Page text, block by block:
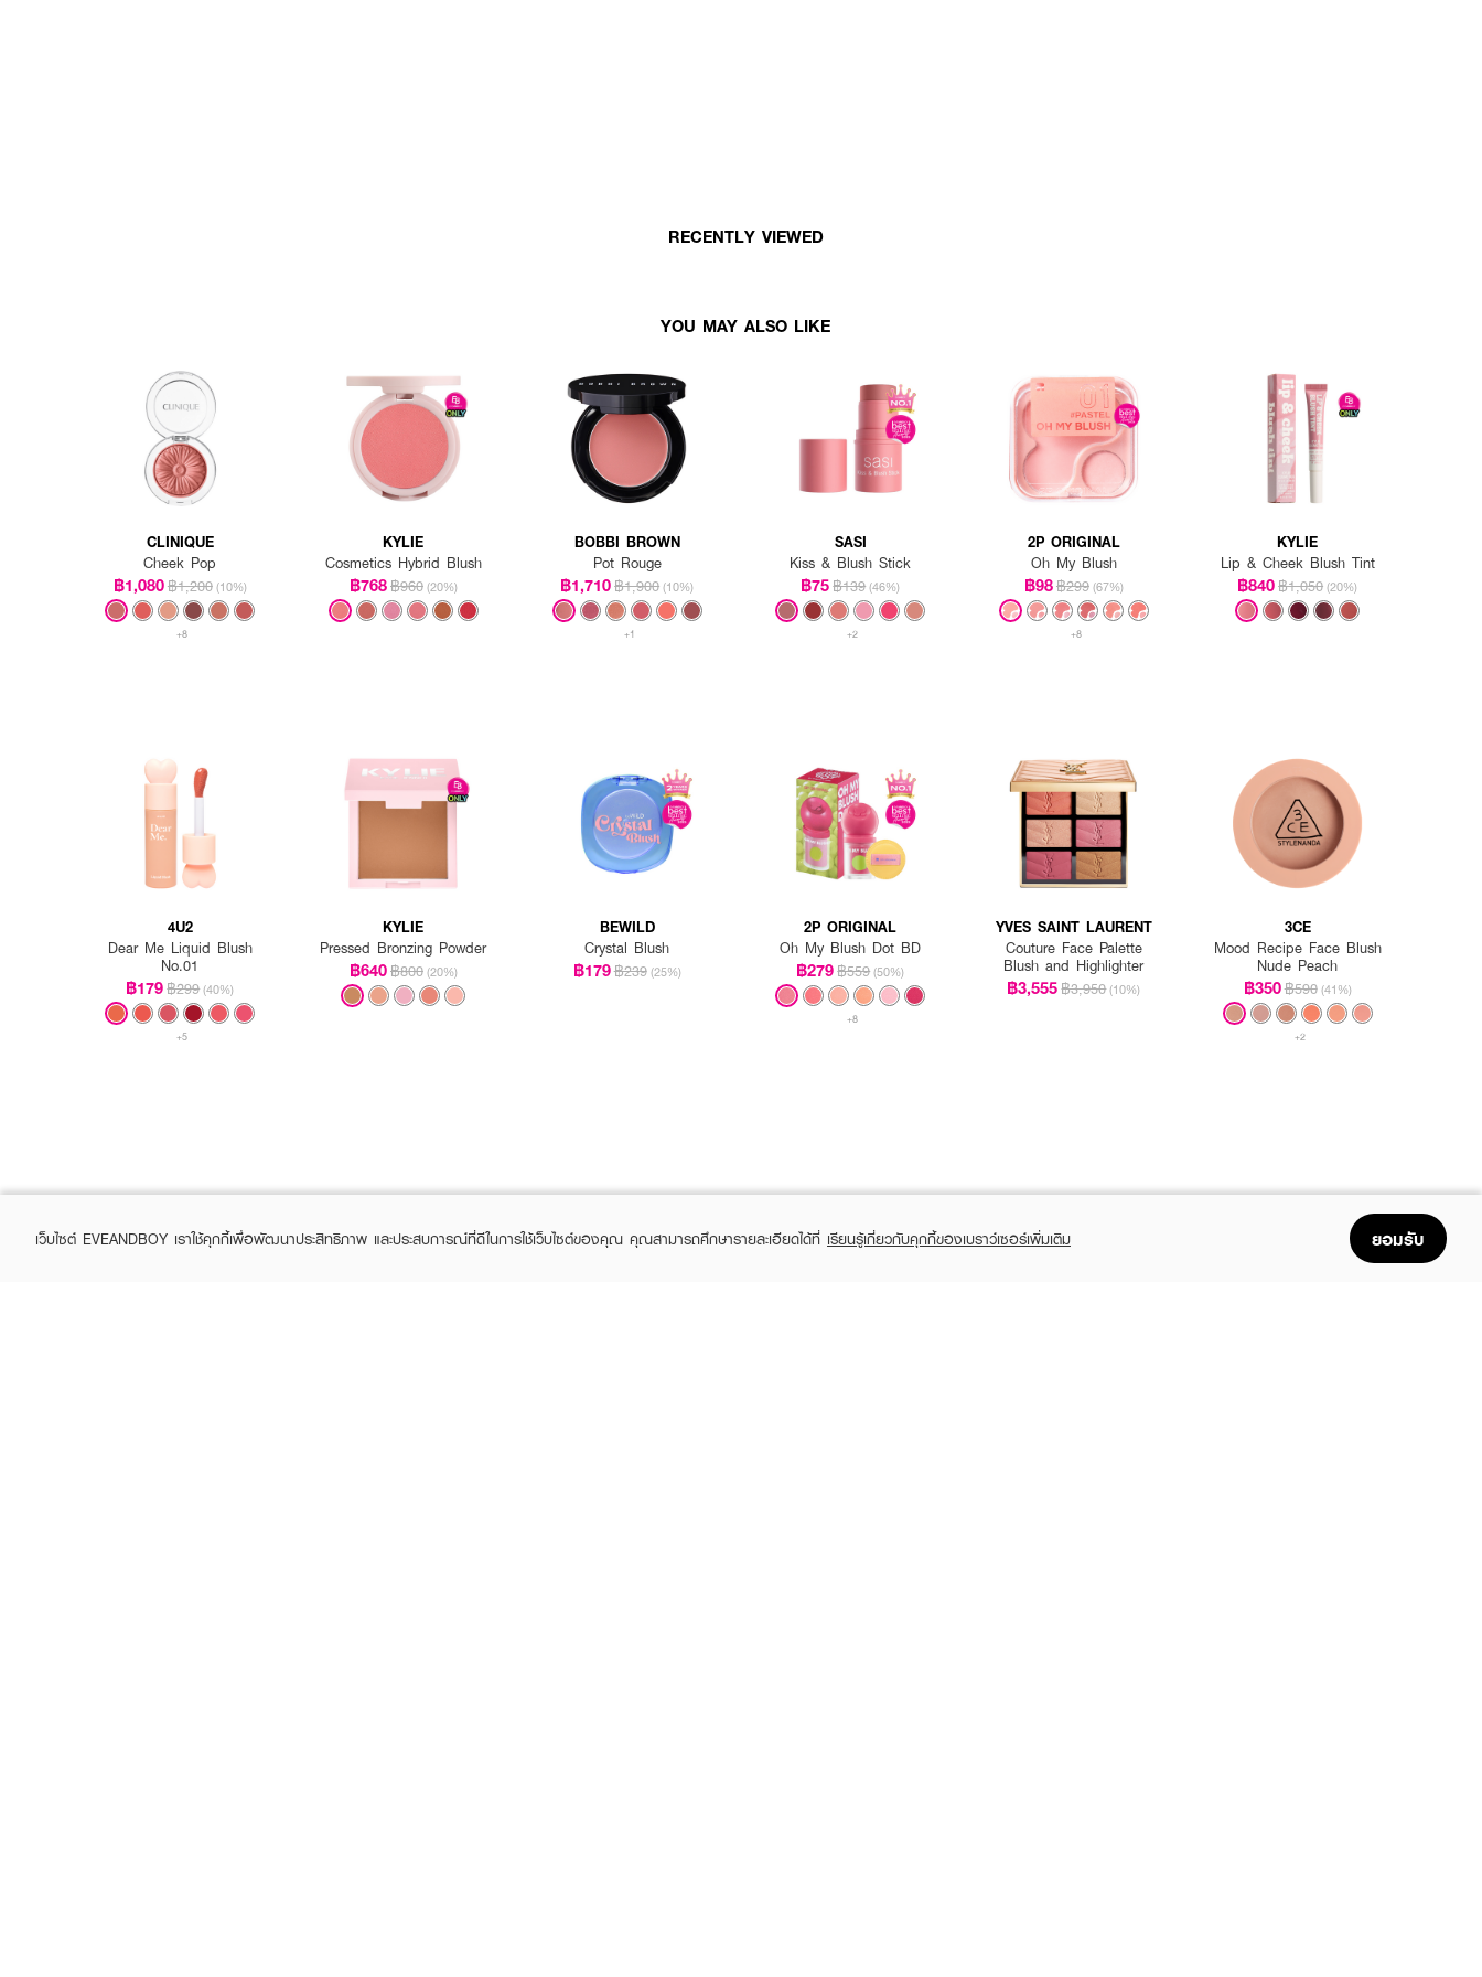
RECENTLY VIEWED
YOU MAY ALSO LIKE
CLINIQUE
Cheek Pop
฿1,080฿1,200 (10%)
+8
KYLIE
Cosmetics Hybrid Blush
฿768฿960 (20%)
BOBBI BROWN
Pot Rouge
฿1,710฿1,900 (10%)
+1
SASI
Kiss & Blush Stick
฿75฿139 (46%)
+2
2P ORIGINAL
Oh My Blush
฿98฿299 (67%)
+8
KYLIE
Lip & Cheek Blush Tint
฿840฿1,050 (20%)
4U2
Dear Me Liquid Blush
No.01
฿179฿299 (40%)
+5
KYLIE
Pressed Bronzing Powder
฿640฿800 (20%)
BEWILD
Crystal Blush
฿179฿239 (25%)
2P ORIGINAL
Oh My Blush Dot BD
฿279฿559 (50%)
+8
YVES SAINT LAURENT
Couture Face Palette
Blush and Highlighter
฿3,555฿3,950 (10%)
3CE
Mood Recipe Face Blush
Nude Peach
฿350฿590 (41%)
+2
เว็บไซต์ EVEANDBOY เราใช้คุกกี้เพื่อพัฒนาประสิทธิภาพ และประสบการณ์ที่ดีในการใช้เว็บไซต์ของคุณ คุณสามารถศึกษารายละเอียดได้ที่ เรียนรู้เกี่ยวกับคุกกี้ของเบราว์เซอร์เพิ่มเติม ยอมรับ